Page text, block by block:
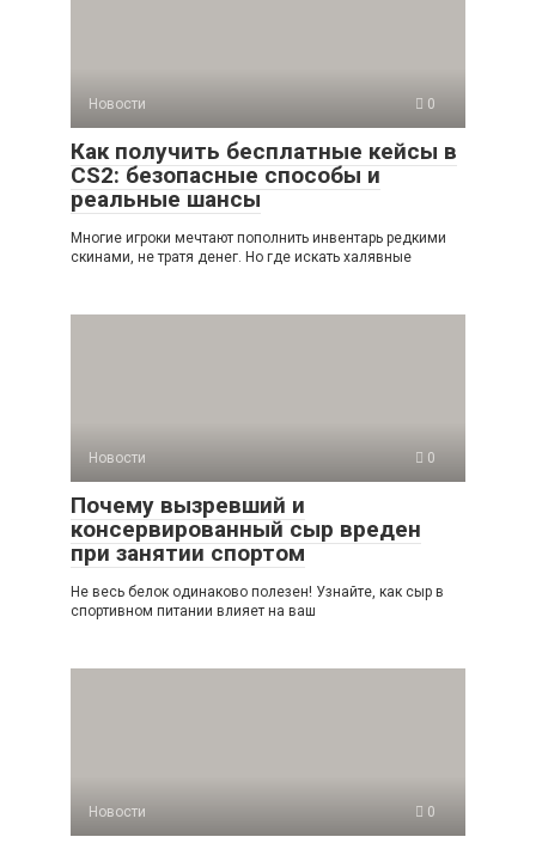
Новости 0
Как получить бесплатные кейсы в
CS2: безопасные способы и
реальные шансы
Многие игроки мечтают пополнить инвентарь редкими
скинами, не тратя денег. Но где искать халявные
Новости 0
Почему вызревший и
консервированный сыр вреден
при занятии спортом
Не весь белок одинаково полезен! Узнайте, как сыр в
спортивном питании влияет на ваш
Новости 0